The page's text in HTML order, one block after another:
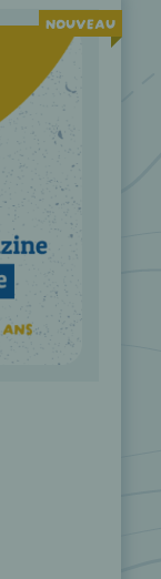
NOUVEAU